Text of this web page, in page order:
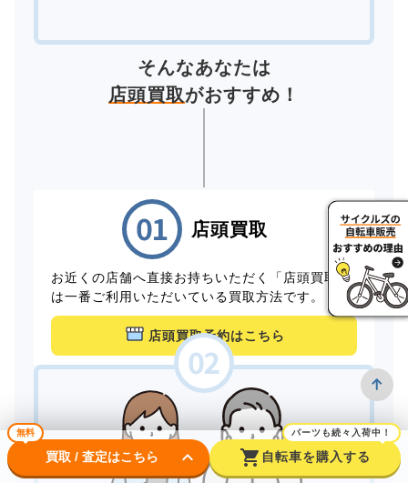
そんなあなたは
店頭買取がおすすめ！
店頭買取
お近くの店舗へ直接お持ちいただく「店頭買取」
は一番ご利用いただいている買取方法です。
店頭買取予約はこちら
無料
買取 / 査定はこちら keyboard_arrow_down shopping_cart
パーツも続々入荷中！
自転車を購入する